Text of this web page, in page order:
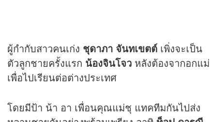
ผู้กำกับสาวคนเก่ง ชุดาภา จันทเขตต์ เพิ่งจะเป็น
ตัวลูกชายครั้งแรก น้องจินโจว หลังต้องจากอกแม่
เพื่อไปเรียนต่อต่างประเทศ
โดยมีป้า น้า อา เพื่อนคุณแม่ชุ แทคทีมกันไปส่ง